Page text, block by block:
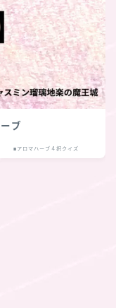
ブ
■アロマハーブ４択クイズ